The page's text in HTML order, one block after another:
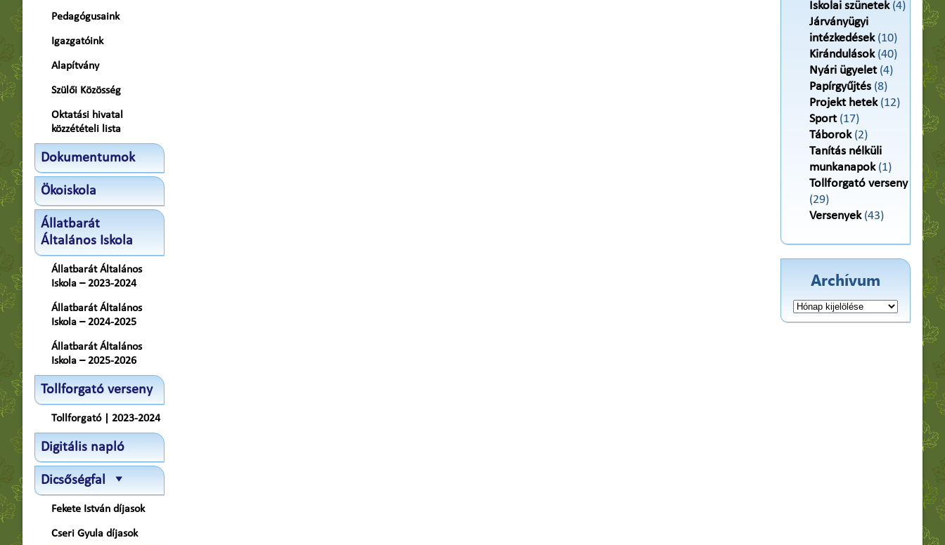
Pedagógusaink
Igazgatóink
Alapítvány
Szülői Közösség
Oktatási hivatal
közzétételi lista
Dokumentumok
Ökoiskola
Állatbarát
Általános Iskola
Állatbarát Általános
Iskola – 2023-2024
Állatbarát Általános
Iskola – 2024-2025
Állatbarát Általános
Iskola – 2025-2026
Tollforgató verseny
Tollforgató | 2023-2024
Digitális napló
Dicsőségfal
Fekete István díjasok
Cseri Gyula díjasok
Iskolai szünetek(4)
Járványügyi
intézkedések(10)
Kirándulások(40)
Nyári ügyelet(4)
Papírgyűjtés (8)
Projekt hetek(12)
Sport(17)
Táborok(2)
Tanítás nélküli
munkanapok(1)
Tollforgató verseny
(29)
Versenyek(43)
Archívum
Archívum